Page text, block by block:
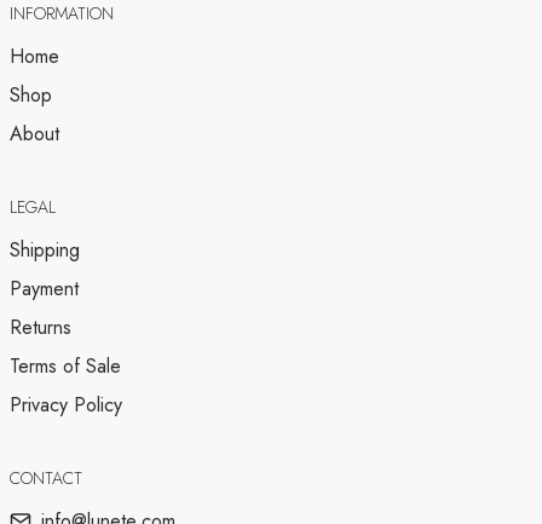
INFORMATION
Home
Shop
About
LEGAL
Shipping
Payment
Returns
Terms of Sale
Privacy Policy
CONTACT